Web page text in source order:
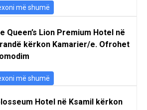
më shumë
Queen’s Lion Premium Hotel në
kërkon Kamarier/e. Ofrohet
më shumë
Hotel në Ksamil kërkon